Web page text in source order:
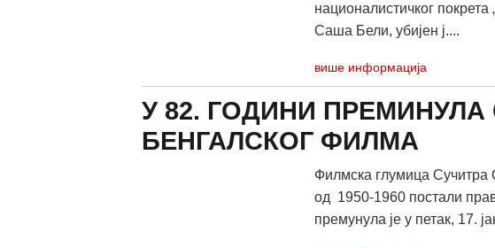
националистичког
Саша Бели, убијен ј....
више информација
У 82. ГОДИНИ
БЕНГАЛСКОГ ФИЛМА
Филмска глумица Сучитра
од 1950-1960 постали
премунула је у петак, 17.